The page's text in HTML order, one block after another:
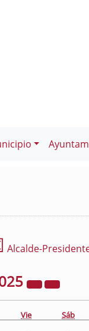
Alcalde-
Vie Sáb